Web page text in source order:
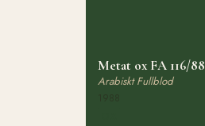
Metat ox FA 116/88
Arabiskt Fullblod